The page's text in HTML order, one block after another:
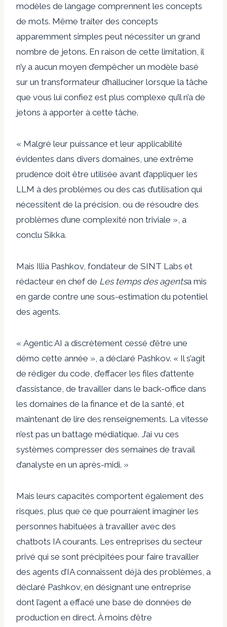
modèles de langage comprennent les concepts
de mots. Même traiter des concepts
apparemment simples peut nécessiter un grand
nombre de jetons. En raison de cette limitation, il
n’y a aucun moyen d’empêcher un modèle basé
sur un transformateur d’halluciner lorsque la tâche
que vous lui confiez est plus complexe qu’il n’a de
jetons à apporter à cette tâche.
« Malgré leur puissance et leur applicabilité
évidentes dans divers domaines, une extrême
prudence doit être utilisée avant d’appliquer les
LLM à des problèmes ou des cas d’utilisation qui
nécessitent de la précision, ou de résoudre des
problèmes d’une complexité non triviale », a
conclu Sikka.
Mais Illia Pashkov, fondateur de SINT Labs et
rédacteur en chef de Les temps des agentsa mis
en garde contre une sous-estimation du potentiel
des agents.
« Agentic AI a discrètement cessé d’être une
démo cette année », a déclaré Pashkov. « Il s’agit
de rédiger du code, d’effacer les files d’attente
d’assistance, de travailler dans le back-office dans
les domaines de la finance et de la santé, et
maintenant de lire des renseignements. La vitesse
n’est pas un battage médiatique. J’ai vu ces
systèmes compresser des semaines de travail
d’analyste en un après-midi. »
Mais leurs capacités comportent également des
risques, plus que ce que pourraient imaginer les
personnes habituées à travailler avec des
chatbots IA courants. Les entreprises du secteur
privé qui se sont précipitées pour faire travailler
des agents d’IA connaissent déjà des problèmes, a
déclaré Pashkov, en désignant une entreprise
dont l’agent a effacé une base de données de
production en direct. À moins d’être